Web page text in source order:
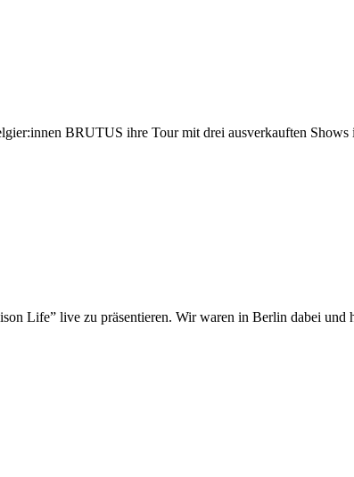
BRUTUS ihre Tour mit drei ausverkauften Shows
Life” live zu präsentieren. Wir waren in Berlin dabei und